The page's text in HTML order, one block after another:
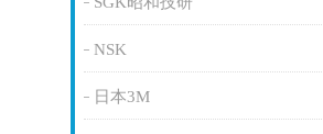
NSK
日本3M